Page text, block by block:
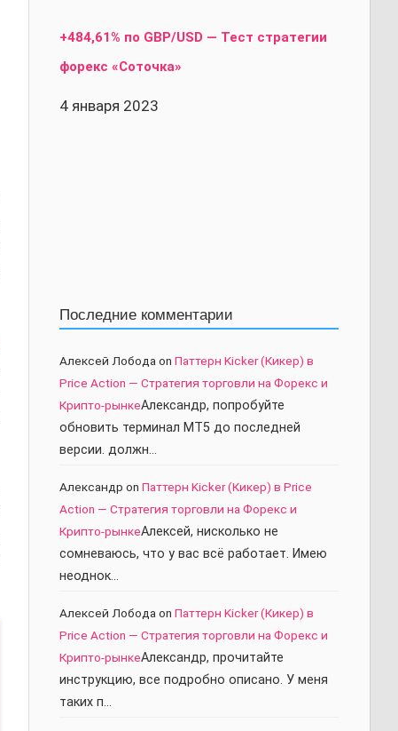
+484,61% по GBP/USD — Тест стратегии
форекс «Соточка»
4 января 2023
Последние комментарии
Алексей Лободаon Паттерн Kicker (Кикер) в
Price Action — Стратегия торговли на Форекс и
Крипто-рынкеАлександр, попробуйте
обновить терминал МТ5 до последней
версии. должн…
Александр on Паттерн Kicker (Кикер) в Price
Action — Стратегия торговли на Форекс и
Крипто-рынкеАлексей, нисколько не
сомневаюсь, что у вас всё работает. Имею
неоднок…
Алексей Лободаon Паттерн Kicker (Кикер) в
Price Action — Стратегия торговли на Форекс и
Крипто-рынкеАлександр, прочитайте
инструкцию, все подробно описано. У меня
таких п…